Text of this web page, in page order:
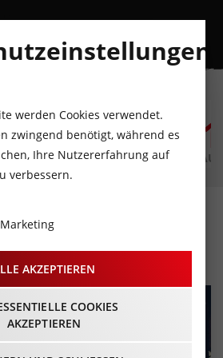
DI
11
AUGUST
MI
12
AUGUST
DO
13
AUGUST
FESTIVAL
- Beginn 10:00 Uhr
werden Cookies verwendet.
zwingend benötigt, während es
Ihre Nutzererfahrung auf
verbessern.
Marketing
AKZEPTIEREN
COOKIES
AKZEPTIEREN